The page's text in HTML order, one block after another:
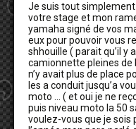
Je suis tout
votre stage et mon
yamaha signé de vos
eux pour pouvoir vous
shhouille ( parait qu’il y
camionnette pleines de
n’y avait plus de place
les a conduit jusqu’a
moto … ( et oui je ne
puis niveau moto la 50
voulez-vous que je sois